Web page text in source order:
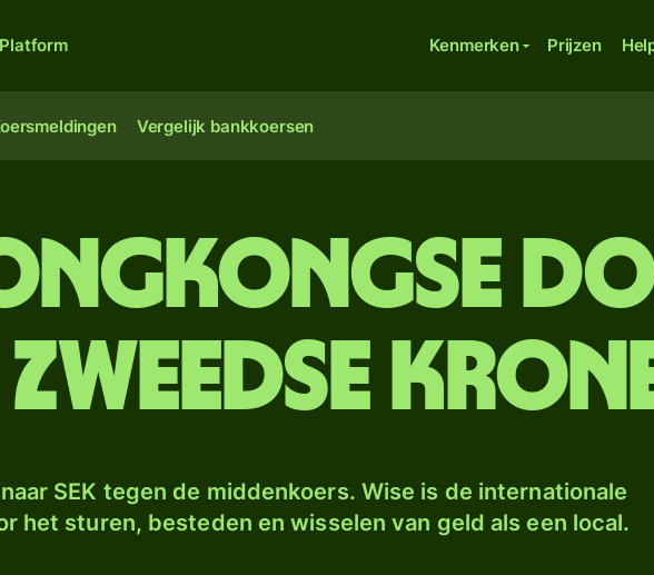
Platform Kenmerken Prijzen
Vergelijk bankkoersen
SEK tegen de middenkoers. Wise is de internationale
het sturen, besteden en wisselen van geld als een local.